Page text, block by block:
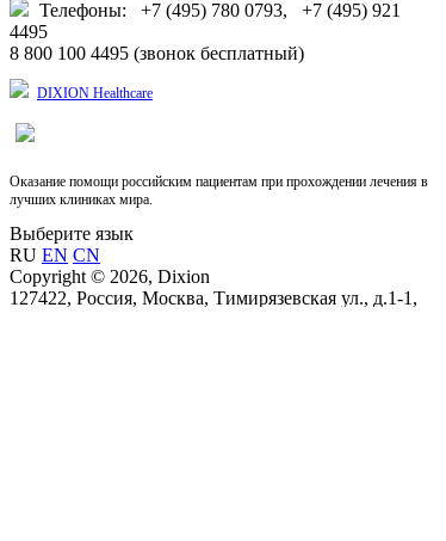
Телефоны: +7 (495) 780 0793, +7 (495) 921
4495
8 800 100 4495 (звонок бесплатный)
DIXION Healthcare
Оказание помощи российским пациентам при прохождении лечения в
лучших клиниках мира.
Выберите язык
RU EN CN
Copyright © 2026, Dixion
127422, Россия, Москва, Тимирязевская ул., д.1-1,